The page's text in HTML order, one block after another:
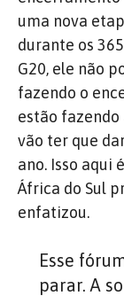
uma nova
durante os
G20, ele não
fazendo o
estão
vão ter que
ano. Isso aqui
África do Sul
enfatizou.
Esse
parar. A